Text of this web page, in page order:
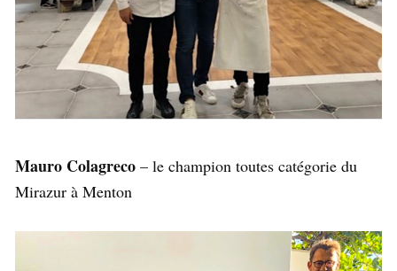
Mauro Colagreco – le champion toutes catégorie du
Mirazur à Menton